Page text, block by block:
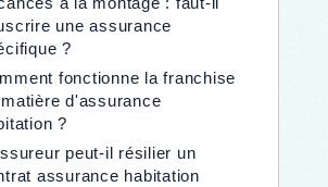
une assurance
?
fonctionne la franchise
d'assurance
?
peut-il résilier un
assurance habitation